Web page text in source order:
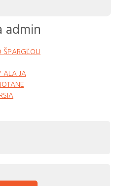
admin
ŠPARGĽOU
ALA JA